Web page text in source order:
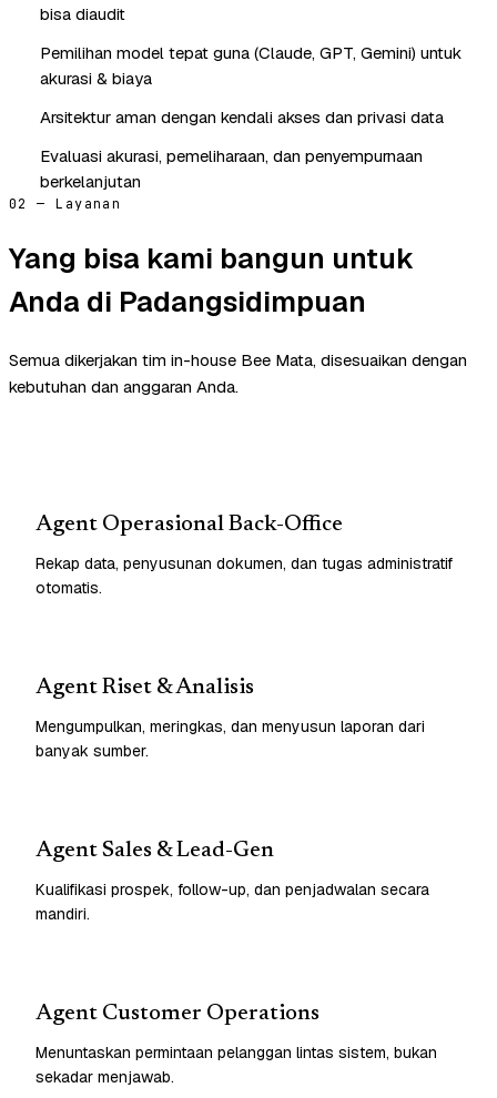
bisa diaudit
Pemilihan model tepat guna (Claude, GPT, Gemini) untuk
akurasi & biaya
Arsitektur aman dengan kendali akses dan privasi data
Evaluasi akurasi, pemeliharaan, dan penyempurnaan
berkelanjutan
02 — Layanan
Yang bisa kami bangun untuk
Anda di Padangsidimpuan
Semua dikerjakan tim in-house Bee Mata, disesuaikan dengan
kebutuhan dan anggaran Anda.
Agent Operasional Back-Office
Rekap data, penyusunan dokumen, dan tugas administratif
otomatis.
Agent Riset & Analisis
Mengumpulkan, meringkas, dan menyusun laporan dari
banyak sumber.
Agent Sales & Lead-Gen
Kualifikasi prospek, follow-up, dan penjadwalan secara
mandiri.
Agent Customer Operations
Menuntaskan permintaan pelanggan lintas sistem, bukan
sekadar menjawab.